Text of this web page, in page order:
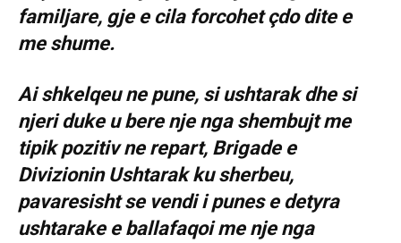
familjare, gje e cila forcohet çdo dite e
me shume.
Ai shkelqeu ne pune, si ushtarak dhe si
njeri duke u bere nje nga shembujt me
tipik pozitiv ne repart, Brigade e
Divizionin Ushtarak ku sherbeu,
pavaresisht se vendi i punes e detyra
ushtarake e ballafaqoi me nje nga